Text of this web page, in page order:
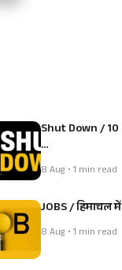
Shut Down / 10
…
8 Aug • 1 min read
JOBS / हिमाचल में
8 Aug • 1 min read